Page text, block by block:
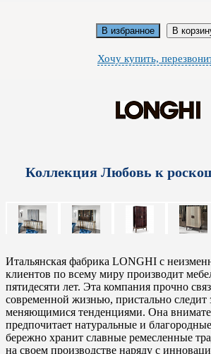
В избранное В
Хочу купить,
Коллекция Любовь к
Итальянская фабрика LONGHI с
клиентов по всему миру производит
пятидесяти лет. Эта компания прочно
современной жизнью, пристально следит
меняющимися тенденциями. Она
предпочитает натуральные и
бережно хранит славные ремесленные
на своем производстве наряду с